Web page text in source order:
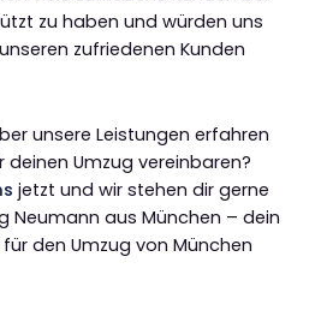
zu haben und würden uns
zufriedenen Kunden
unsere Leistungen erfahren
Umzug vereinbaren?
jetzt und wir stehen dir gerne
Neumann aus München – dein
den Umzug von München